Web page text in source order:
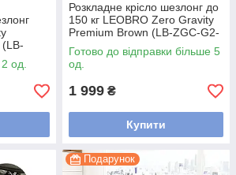
од.
Розкладне крісло шезлонг до
150 кг LEOBRO Zero Gravity
Premium Brown (LB-ZGC-G2-
BRN)
Готово до відправки більше 5
од.
1 999 ₴
Купити
Подарунок